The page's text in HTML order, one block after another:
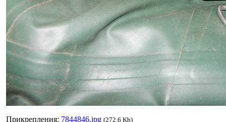
Прикрепления: 7844846.jpg (272.6 Kb)